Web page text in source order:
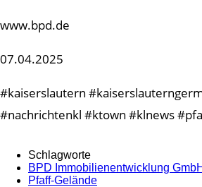
www.bpd.de
07.04.2025
#kaiserslautern
#nachrichtenkl #ktown #klnews
Schlagworte
BPD Immobilienentwicklung GmbH
Pfaff-Gelände